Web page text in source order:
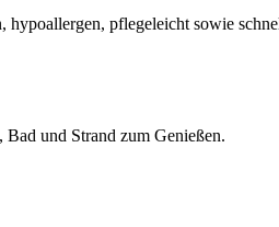
hypoallergen, pflegeleicht sowie
und Strand zum Genießen.